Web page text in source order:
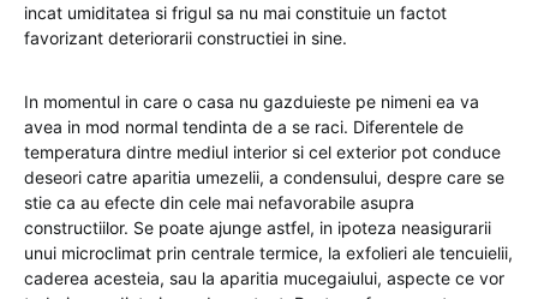
incat umiditatea si frigul sa nu mai constituie un factot
favorizant deteriorarii constructiei in sine.
In momentul in care o casa nu gazduieste pe nimeni ea va
avea in mod normal tendinta de a se raci. Diferentele de
temperatura dintre mediul interior si cel exterior pot conduce
deseori catre aparitia umezelii, a condensului, despre care se
stie ca au efecte din cele mai nefavorabile asupra
constructiilor. Se poate ajunge astfel, in ipoteza neasigurarii
unui microclimat prin centrale termice, la exfolieri ale tencuielii,
caderea acesteia, sau la aparitia mucegaiului, aspecte ce vor